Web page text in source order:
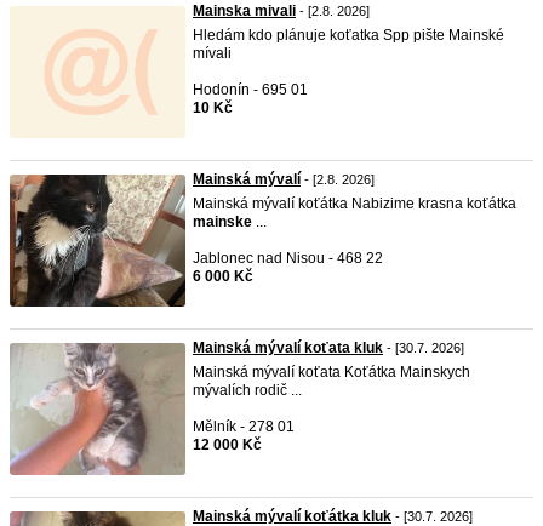
Mainska mivali - [2.8. 2026]
Hledám kdo plánuje koťatka Spp pište Mainské
mívali
Hodonín - 695 01
10 Kč
Mainská mývalí - [2.8. 2026]
Mainská mývalí koťátka Nabizime krasna koťátka
mainske ...
Jablonec nad Nisou - 468 22
6 000 Kč
Mainská mývalí koťata kluk - [30.7. 2026]
Mainská mývalí koťata Koťátka Mainskych
mývalích rodič ...
Mělník - 278 01
12 000 Kč
Mainská mývalí koťátka kluk - [30.7. 2026]